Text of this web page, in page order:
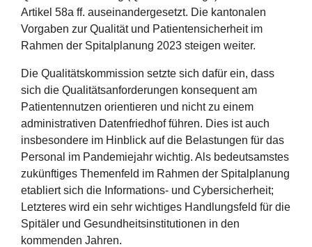
Artikel 58a ff. auseinandergesetzt. Die kantonalen
Vorgaben zur Qualität und Patientensicherheit im
Rahmen der Spitalplanung 2023 steigen weiter.
Die Qualitätskommission setzte sich dafür ein, dass
sich die Qualitätsanforderungen konsequent am
Patientennutzen orientieren und nicht zu einem
administrativen Datenfriedhof führen. Dies ist auch
insbesondere im Hinblick auf die Belastungen für das
Personal im Pandemiejahr wichtig. Als bedeutsamstes
zukünftiges Themenfeld im Rahmen der Spitalplanung
etabliert sich die Informations- und Cybersicherheit;
Letzteres wird ein sehr wichtiges Handlungsfeld für die
Spitäler und Gesundheitsinstitutionen in den
kommenden Jahren.